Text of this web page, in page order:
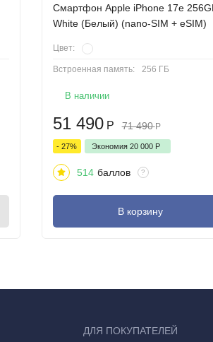
перерыва в течение всего дня и создан,
Смартфон Apple iPhone 17e
White (Белый) (nano-SIM + eSIM)
Цвет:
Встроенная память: 256 ГБ
В наличии
51 490 Р 71 490 Р
- 27% Экономия 20 000 Р
514 баллов ?
В корзину
ДЛЯ ПОКУПАТЕЛЕЙ